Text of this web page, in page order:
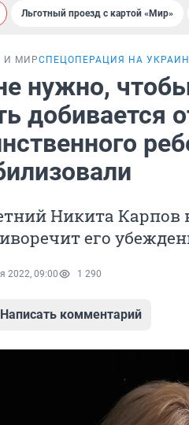
Льготный проезд с картой «Мир»
И МИРСПЕЦОПЕРАЦИЯ НА
нужно,
добивается
Никита Карпов
его
2022, 09:00 1 290
Написать комментарий